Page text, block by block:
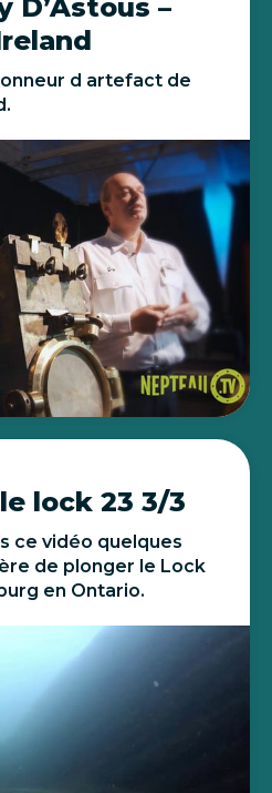
D’Astous –
d artefact de
lock 23 3/3
ce vidéo quelques
de plonger le Lock
en Ontario.